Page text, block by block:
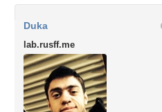
Duka
lab.rusff.me